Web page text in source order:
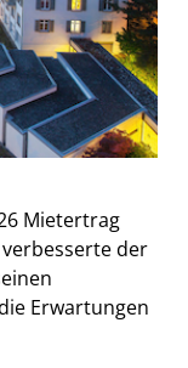
Mietertrag
der
Erwartungen